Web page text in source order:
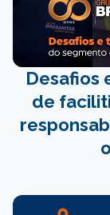
Desafios
de